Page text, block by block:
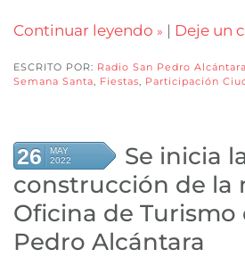
Continuar leyendo | Deje un
ESCRITO POR: Radio San Pedro Alcántara
Semana Santa
Fiestas Participación
26
MAY
2022
Se inicia
construcción de la
Oficina de Turismo
Pedro Alcántara